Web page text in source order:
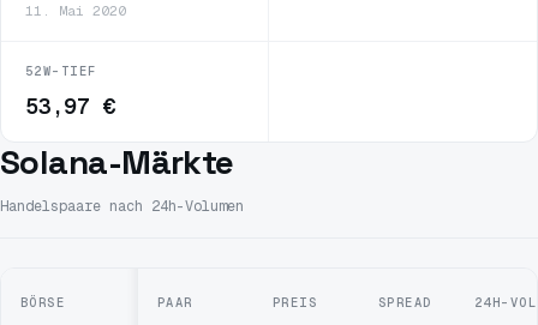
11. Mai 2020
52W-TIEF
53,97 €
Solana-Märkte
Handelspaare nach 24h-Volumen
BÖRSE PAAR PREIS SPREAD 24H-